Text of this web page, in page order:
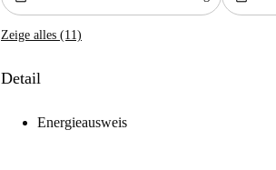
Zeige alles (11)
Detail
Energieausweis